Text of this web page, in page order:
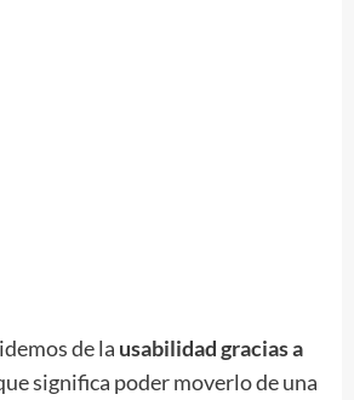
de la usabilidad gracias a
significa poder moverlo de una